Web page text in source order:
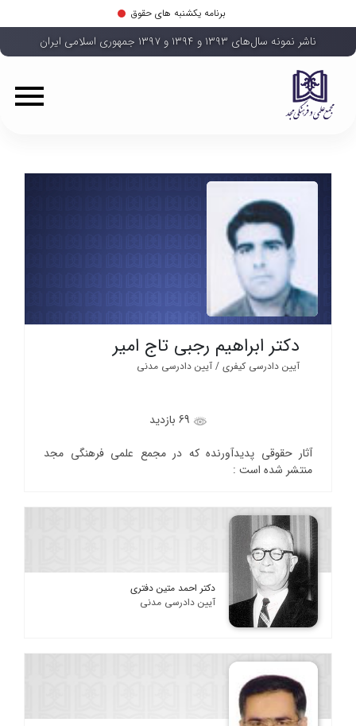
برنامه یکشنبه های حقوق
ناشر نمونه سال‌های ۱۳۹۳ و ۱۳۹۴ و ۱۳۹۷ جمهوری اسلامی ایران
دکتر ابراهیم رجبی تاج امیر
آیین دادرسی کیفری / آیین دادرسی مدنی
آثار حقوقی پدیدآورنده که در مجمع علمی فرهنگی مجد
منتشر شده است :
دکتر احمد متین دفتری
آیین دادرسی مدنی